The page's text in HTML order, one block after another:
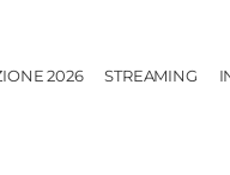
2026 STREAMING